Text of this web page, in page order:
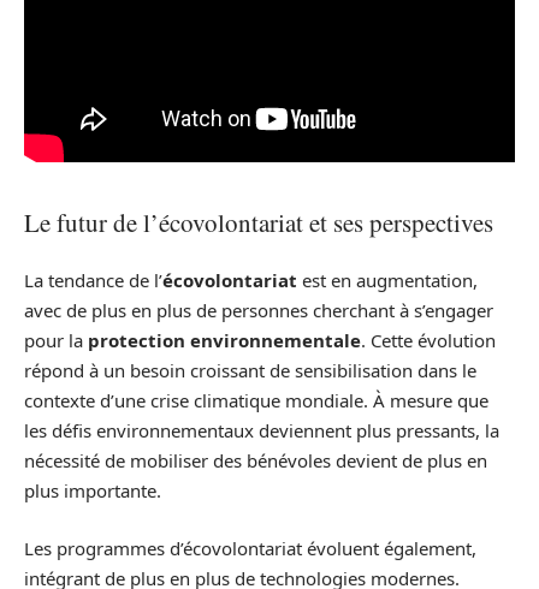
Le futur de l’écovolontariat et ses perspectives
La tendance de l’écovolontariat est en augmentation,
avec de plus en plus de personnes cherchant à s’engager
pour la protection environnementale. Cette évolution
répond à un besoin croissant de sensibilisation dans le
contexte d’une crise climatique mondiale. À mesure que
les défis environnementaux deviennent plus pressants, la
nécessité de mobiliser des bénévoles devient de plus en
plus importante.
Les programmes d’écovolontariat évoluent également,
intégrant de plus en plus de technologies modernes.